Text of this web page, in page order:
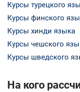
Курсы турецкого
Курсы финского
Курсы хинди языка
Курсы чешского
Курсы шведского
На кого